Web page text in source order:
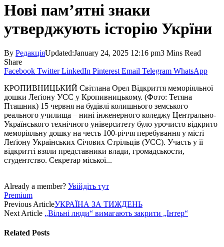
Нові пам’ятні знаки
утверджують історію Укрїни
By РедакціяUpdated:January 24, 2025 12:16 pm3 Mins Read
Share
Facebook Twitter LinkedIn Pinterest Email Telegram WhatsApp
КРОПИВНИЦЬКИЙ Світлана Орел Відкриття меморіяльної
дошки Леґіону УСС у Кропивницькому. (Фото: Тетяна
Пташник) 15 червня на будівлі колишнього земського
реального училища – нині інженерного коледжу Центрально-
Українського технічного університету було урочисто відкрито
меморіяльну дошку на честь 100-річчя перебування у місті
Леґіону Українських Січових Стрільців (УСС). Участь у її
відкритті взяли представники влади, громадськости,
студентство. Секретар міської...
Already a member? Увійдіть тут
Premium
Previous ArticleУКРАЇНА ЗА ТИЖДЕНЬ
Next Article „Вільні люди“ вимагають закрити „Інтер“
Related Posts